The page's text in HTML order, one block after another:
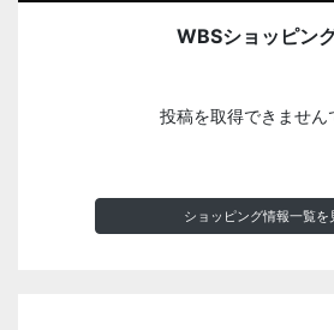
WBSショッピン
投稿を取得できません
ショッピング情報一覧を